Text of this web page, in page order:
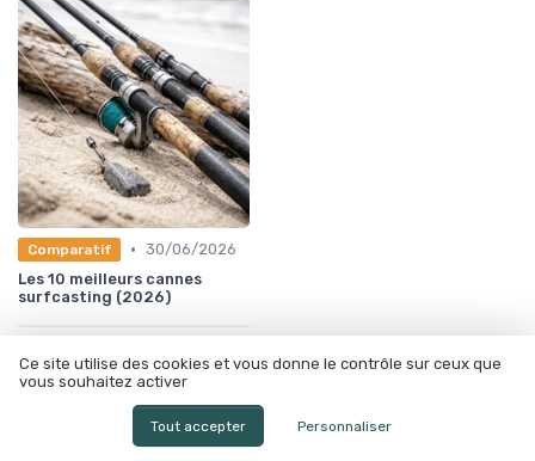
Comparatif • 30/06/2026
Les 10 meilleurs cannes
surfcasting (2026)
À lire aussi
Ce site utilise des cookies et vous donne le contrôle sur ceux que
vous souhaitez activer
Tout accepter Personnaliser